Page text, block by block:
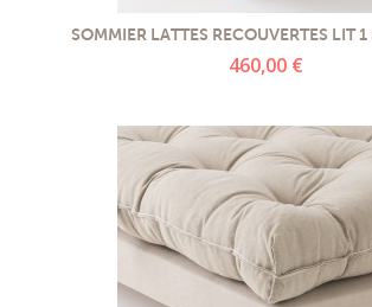
SOMMIER LATTES RECOUVERTES LIT
460,00 €